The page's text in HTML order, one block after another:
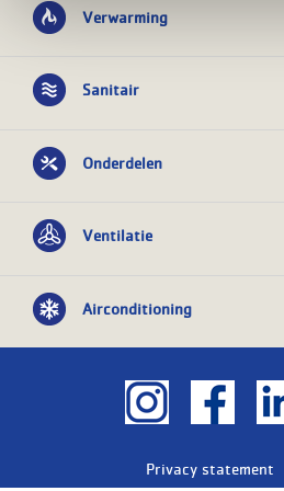
Verwarming
Sanitair
Onderdelen
Ventilatie
Airconditioning
Privacy statement